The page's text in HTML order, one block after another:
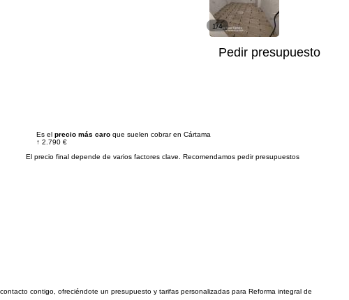
1/4
Pedir presupuesto
Es el precio más caro que suelen cobrar en Cártama
↑ 2.790 €
El precio final depende de varios factores clave. Recomendamos pedir presupuestos
contigo, ofreciéndote un presupuesto y tarifas personalizadas para Reforma integral de